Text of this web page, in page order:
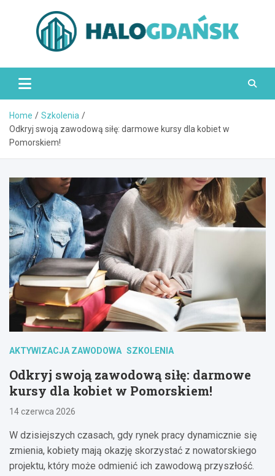
HaloGdańsk.pl
Home
Szkolenia
Odkryj swoją zawodową siłę: darmowe kursy dla kobiet w
Pomorskiem!
AKTYWIZACJA ZAWODOWA SZKOLENIA
Odkryj swoją zawodową siłę: darmowe
kursy dla kobiet w Pomorskiem!
14 czerwca 2026
W dzisiejszych czasach, gdy rynek pracy dynamicznie się
zmienia, kobiety mają okazję skorzystać z nowatorskiego
projektu, który może odmienić ich zawodową przyszłość.